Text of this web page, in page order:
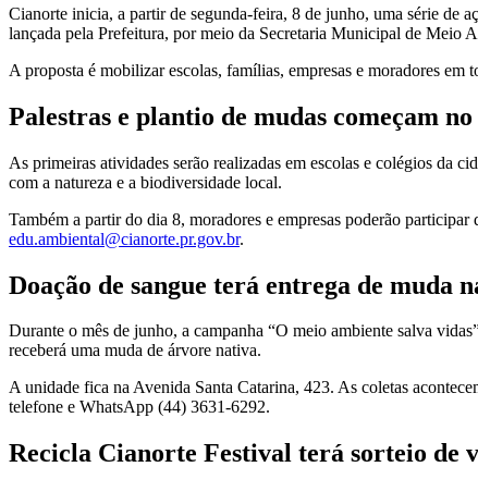
Cianorte inicia, a partir de segunda-feira, 8 de junho, uma série de
lançada pela Prefeitura, por meio da Secretaria Municipal de Meio
A proposta é mobilizar escolas, famílias, empresas e moradores
Palestras e plantio de mudas começam
As primeiras atividades serão realizadas em escolas e colégios da
com a natureza e a biodiversidade local.
Também a partir do dia 8, moradores e empresas poderão
edu.ambiental@cianorte.pr.gov.br.
Doação de sangue terá entrega de muda
Durante o mês de junho, a campanha “O meio ambiente salva
receberá uma muda de árvore nativa.
A unidade fica na Avenida Santa Catarina, 423. As coletas
telefone e WhatsApp (44) 3631-6292.
Recicla Cianorte Festival terá sorteio de